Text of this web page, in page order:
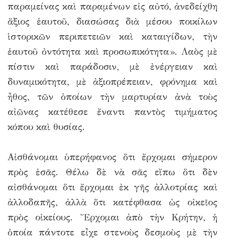
παραμείνας καὶ παραμένων εἰς αὐτό, ἀνεδείχθη
ἄξιος ἑαυτοῦ, διασώσας διὰ μέσου ποικίλων
ἱστορικῶν περιπετειῶν καὶ καταιγίδων, τὴν
ἑαυτοῦ ὀντότητα καὶ προσωπικότητα». Λαὸς μὲ
πίστιν καὶ παράδοσιν, μὲ ἐνέργειαν καὶ
δυναμικότητα, μὲ ἀξιοπρέπειαν, φρόνημα καὶ
ἦθος, τῶν ὁποίων τὴν μαρτυρίαν ἀνὰ τοὺς
αἰῶνας κατέθεσε ἔναντι παντὸς τιμήματος
κόπου καὶ θυσίας.
Αἰσθάνομαι ὑπερήφανος ὅτι ἔρχομαι σήμερον
πρὸς ἐσᾶς. Θέλω δὲ νὰ σᾶς εἴπω ὅτι δὲν
αἰσθάνομαι ὅτι ἔρχομαι ἐκ γῆς ἀλλοτρίας καὶ
ἀλλοδαπῆς, ἀλλὰ ὅτι κατέφθασα ὡς οἰκεῖος
πρὸς οἰκείους. Ἔρχομαι ἀπὸ τὴν Κρήτην, ἡ
ὁποία πάντοτε εἶχε στενοὺς δεσμοὺς μὲ τὴν